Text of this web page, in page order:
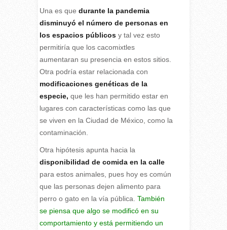
Una es que durante la pandemia
disminuyó el número de personas en
los espacios públicosy tal vez esto
permitiría que los cacomixtles
aumentaran su presencia en estos sitios.
Otra podría estar relacionada con
modificaciones genéticas de la
especie, que les han permitido estar en
lugares con características como las que
se viven en la Ciudad de México, como la
contaminación.
Otra hipótesis apunta hacia la
disponibilidad de comida en la calle
para estos animales, pues hoy es común
que las personas dejen alimento para
perro o gato en la vía pública. También
se piensa que algo se modificó en su
comportamiento y está permitiendo un